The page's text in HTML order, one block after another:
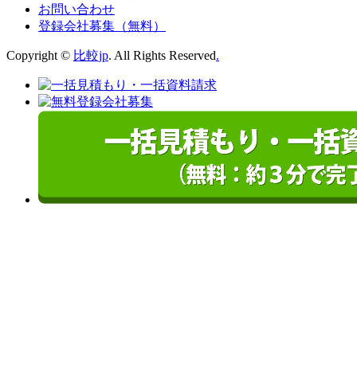
お問い合わせ
登録会社募集（無料）
Copyright © 比較jp. All Rights Reserved.